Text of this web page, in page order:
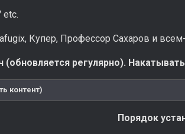
etc.
Купер, Профессор Сахаров и
(обновляется регулярно).
контент)
Порядок